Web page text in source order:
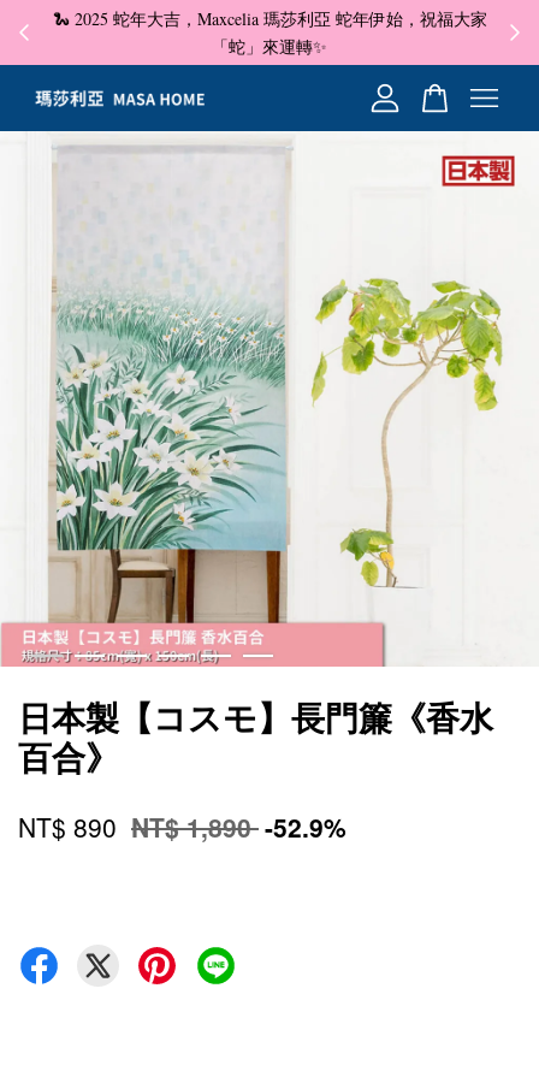
🐍 2025 蛇年大吉，Maxcelia 瑪莎利亞 蛇年伊始，祝福大家
「蛇」來運轉✨
✦
日本製【コスモ】長門簾《香水
百合》
NT$ 890 NT$ 1,890-52.9%
您的購物車目前還是空的。